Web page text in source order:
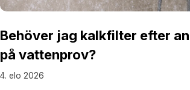
Behöver jag kalkfilter efter
på vattenprov?
4. elo 2026